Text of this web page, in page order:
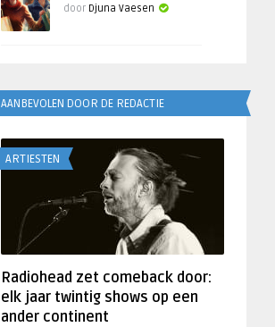
door Djuna Vaesen
AANBEVOLEN DOOR DE REDACTIE
ARTIESTEN
Radiohead zet comeback door:
elk jaar twintig shows op een
ander continent